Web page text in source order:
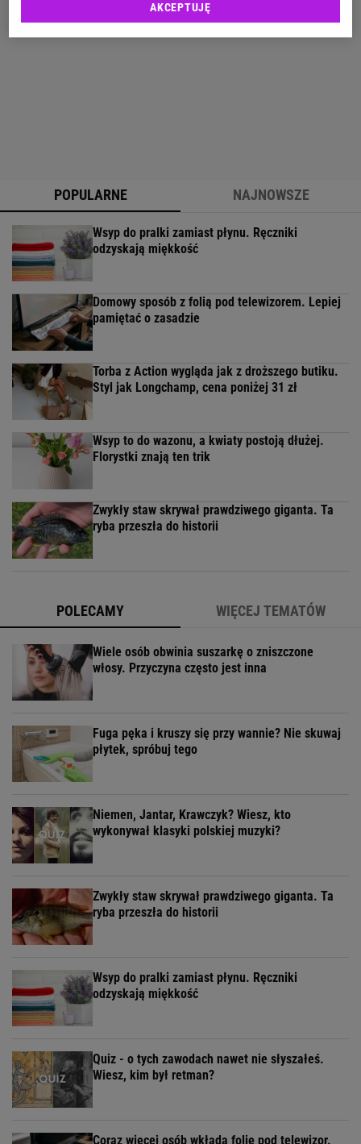
POPULARNE NAJNOWSZE
Wsyp do pralki zamiast płynu. Ręczniki
odzyskają miękkość
Domowy sposób z folią pod telewizorem. Lepiej
pamiętać o zasadzie
Torba z Action wygląda jak z droższego butiku.
Styl jak Longchamp, cena poniżej 31 zł
Wsyp to do wazonu, a kwiaty postoją dłużej.
Florystki znają ten trik
Zwykły staw skrywał prawdziwego giganta. Ta
ryba przeszła do historii
POLECAMY WIĘCEJ TEMATÓW
Wiele osób obwinia suszarkę o zniszczone
włosy. Przyczyna często jest inna
Fuga pęka i kruszy się przy wannie? Nie skuwaj
płytek, spróbuj tego
Niemen, Jantar, Krawczyk? Wiesz, kto
wykonywał klasyki polskiej muzyki?
Zwykły staw skrywał prawdziwego giganta. Ta
ryba przeszła do historii
Wsyp do pralki zamiast płynu. Ręczniki
odzyskają miękkość
Quiz - o tych zawodach nawet nie słyszałeś.
Wiesz, kim był retman?
Coraz więcej osób wkłada folię pod telewizor.
AKCEPTUJĘ